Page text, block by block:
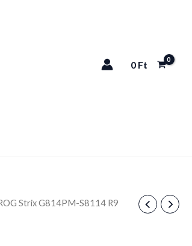
0 Ft
Strix G814PM-S8114 R9